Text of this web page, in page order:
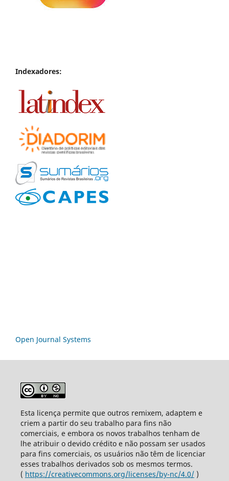
Indexadores:
Open Journal Systems
Esta licença permite que outros remixem, adaptem e
criem a partir do seu trabalho para fins não
comerciais, e embora os novos trabalhos tenham de
lhe atribuir o devido crédito e não possam ser usados
para fins comerciais, os usuários não têm de licenciar
esses trabalhos derivados sob os mesmos termos.
( https://creativecommons.org/licenses/by-nc/4.0/)